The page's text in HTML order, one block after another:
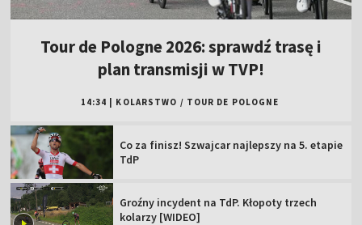
Tour de Pologne 2026: sprawdź trasę i
plan transmisji w TVP!
14:34 KOLARSTWO / TOUR DE POLOGNE
Co za finisz! Szwajcar najlepszy na 5. etapie
TdP
Groźny incydent na TdP. Kłopoty trzech
kolarzy [WIDEO]